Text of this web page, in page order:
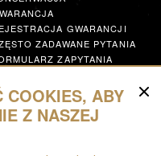
GWARANCJI
ZADAWANE PYTANIA
ZAPYTANIA
COOKIES, ABY
Z NASZEJ